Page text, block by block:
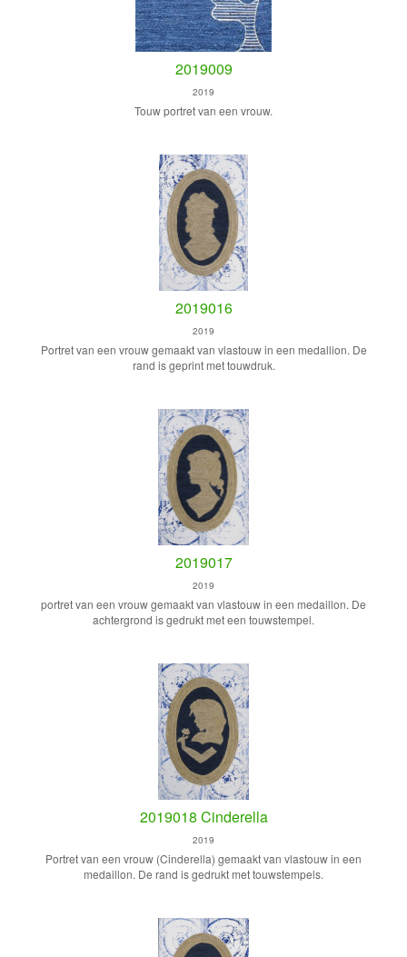
2019009
2019
Touw portret van een vrouw.
2019016
2019
Portret van een vrouw gemaakt van vlastouw in een medallion. De
rand is geprint met touwdruk.
2019017
2019
portret van een vrouw gemaakt van vlastouw in een medaillon. De
achtergrond is gedrukt met een touwstempel.
2019018 Cinderella
2019
Portret van een vrouw (Cinderella) gemaakt van vlastouw in een
medaillon. De rand is gedrukt met touwstempels.